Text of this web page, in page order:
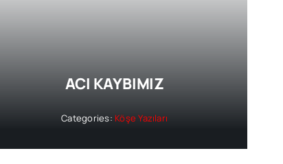
ACI KAYBIMIZ
Categories: Köşe Yazıları